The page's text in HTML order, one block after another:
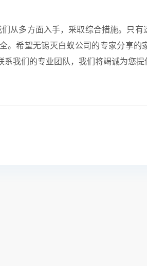
从多方面入手，采取综合措施。只
。希望无锡灭白蚁公司的专家分享的
我们的专业团队，我们将竭诚为您提